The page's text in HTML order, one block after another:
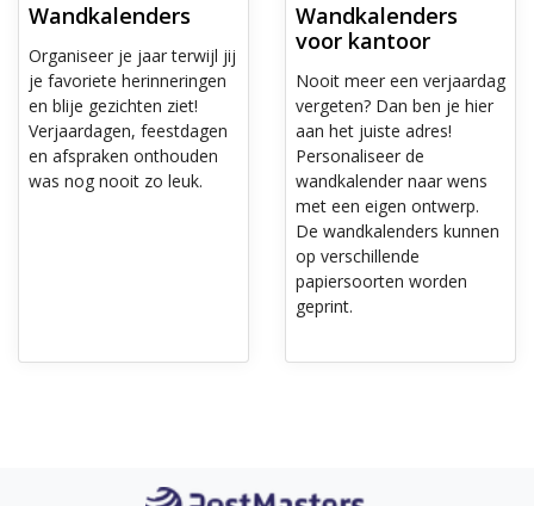
Wandkalenders
Organiseer je jaar terwijl jij
je favoriete herinneringen
en blije gezichten ziet!
Verjaardagen, feestdagen
en afspraken onthouden
was nog nooit zo leuk.
Wandkalenders
voor kantoor
Nooit meer een verjaardag
vergeten? Dan ben je hier
aan het juiste adres!
Personaliseer de
wandkalender naar wens
met een eigen ontwerp.
De wandkalenders kunnen
op verschillende
papiersoorten worden
geprint.